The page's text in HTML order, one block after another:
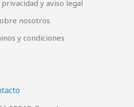
y aviso legal
nosotros
y condiciones